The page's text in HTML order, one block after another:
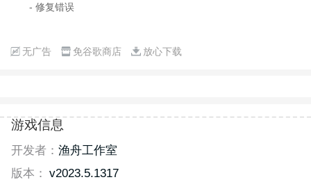
- 修复错误
无广告 免谷歌商店 放心下载
游戏信息
开发者： 渔舟工作室
版本： v2023.5.1317